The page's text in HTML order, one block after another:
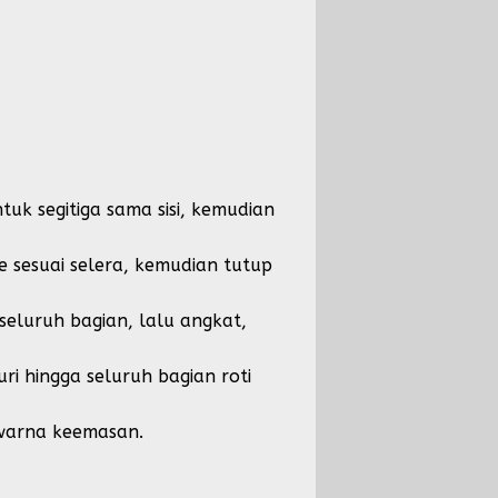
segitiga sama sisi, kemudian
sesuai selera, kemudian tutup
bagian, lalu angkat,
hingga seluruh bagian roti
keemasan.